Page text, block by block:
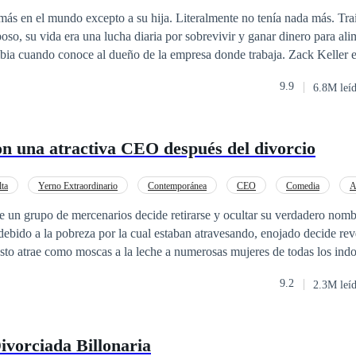
en el mundo excepto a su hija. Literalmente no tenía nada más.
su vida era una lucha diaria por sobrevivir y ganar dinero para
cuando conoce al dueño de la empresa donde trabaja. Zack Keller
magnate de la industria deportiva, con una de las mayores agencias
era algo de lo que no se podía retractar. Cuando debe volver a los Alpes
“de mentiras”. «Aviso urgente: Magnate renta familia para estas
a renunciar a su pequeña bebé. Un viaje de Navidad. Un hombre
de cinco meses. ¿Cuánto se puede fingir el amor antes de que
1. Un bebé para Navidad. 2. Te voy a conquistar. 3. Una chica
9.9 6.8M
una atractiva CEO después del divorcio
Yerno Extraordinario Contemporánea CEO Comedia
un grupo de mercenarios decide retirarse y ocultar su verdadero
a la pobreza por la cual estaban atravesando, enojado decide
atrae como moscas a la leche a numerosas mujeres de todas los
9.2 2.3M
Billonaria